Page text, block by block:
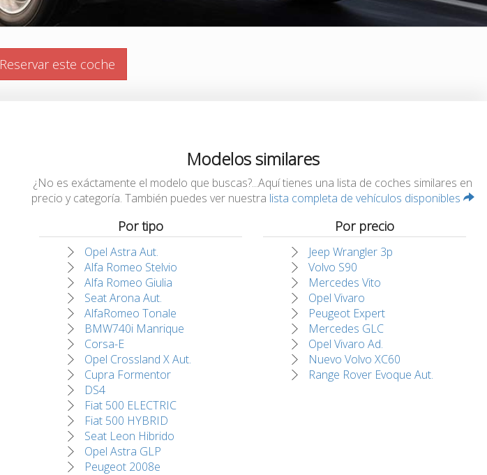
Reservar este coche
Modelos similares
¿No es exáctamente el modelo que buscas?...Aquí tienes una lista de coches similares en
precio y categoría. También puedes ver nuestra lista completa de vehículos disponibles
Por tipo
Opel Astra Aut.
Alfa Romeo Stelvio
Alfa Romeo Giulia
Seat Arona Aut.
AlfaRomeo Tonale
BMW740i Manrique
Corsa-E
Opel Crossland X Aut.
Cupra Formentor
DS4
Fiat 500 ELECTRIC
Fiat 500 HYBRID
Seat Leon Hibrido
Opel Astra GLP
Peugeot 2008e
Por precio
Jeep Wrangler 3p
Volvo S90
Mercedes Vito
Opel Vivaro
Peugeot Expert
Mercedes GLC
Opel Vivaro Ad.
Nuevo Volvo XC60
Range Rover Evoque Aut.